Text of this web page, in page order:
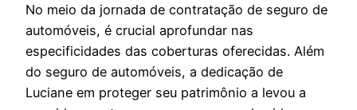
No meio da jornada de contratação de seguro de
automóveis, é crucial aprofundar nas
especificidades das coberturas oferecidas. Além
do seguro de automóveis, a dedicação de
Luciane em proteger seu patrimônio a levou a